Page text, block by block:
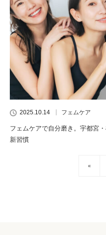
2025.10.14 フェムケア
フェムケアで自分磨き。宇都宮
新習慣
«